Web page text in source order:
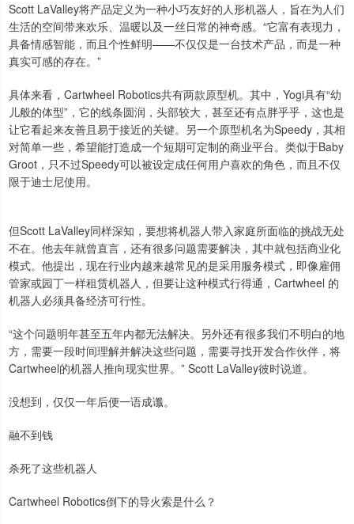
Scott LaValley将产品定义为一种小巧友好的人形机器人，旨在为人们
生活的空间带来欢乐、温暖以及一丝日常的神奇感。“它富有表现力，
具备情感智能，而且个性鲜明——不仅仅是一台技术产品，而是一种
真实可感的存在。”
具体来看，Cartwheel Robotics共有两款原型机。其中，Yogi具有“幼
儿般的体型”，它的线条圆润，头部较大，甚至还有点胖乎乎，这也是
让它看起来友善且易于接近的关键。另一个原型机名为Speedy，其相
对简单一些，希望能打造成一个短期可定制的商业平台。类似于Baby
Groot，只不过Speedy可以被设定成任何用户喜欢的角色，而且不仅
限于迪士尼使用。
但Scott LaValley同样深知，要想将机器人带入家庭所面临的挑战无处
不在。他去年就曾直言，还有很多问题需要解决，其中就包括商业化
模式。他提出，现在行业内越来越常见的是采用服务模式，即像雇佣
管家或园丁一样租赁机器人，但要让这种模式行得通，Cartwheel 的
机器人必须具备经济可行性。
“这个问题明年甚至五年内都无法解决。另外还有很多我们不明白的地
方，需要一段时间理解并解决这些问题，需要寻找开发合作伙伴，将
Cartwheel的机器人推向现实世界。” Scott LaValley彼时说道。
没想到，仅仅一年后便一语成谶。
融不到钱
杀死了这些机器人
Cartwheel Robotics倒下的导火索是什么？